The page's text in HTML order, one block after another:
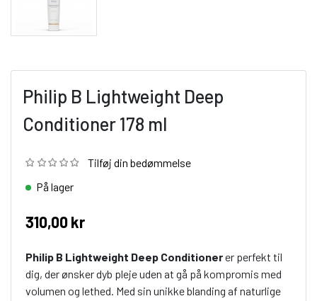
Philip B Lightweight Deep
Conditioner 178 ml
Tilføj din bedømmelse
På lager
310,00 kr
Philip B Lightweight Deep Conditionerer perfekt til
dig, der ønsker dyb pleje uden at gå på kompromis med
volumen og lethed. Med sin unikke blanding af naturlige